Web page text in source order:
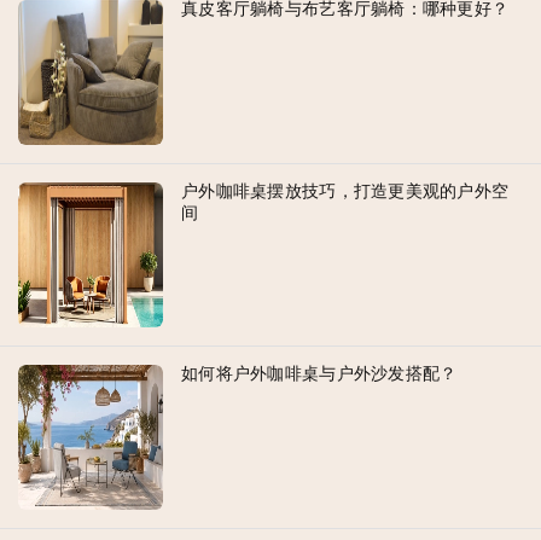
真皮客厅躺椅与布艺客厅躺椅：哪种更好？
户外咖啡桌摆放技巧，打造更美观的户外空
间
如何将户外咖啡桌与户外沙发搭配？